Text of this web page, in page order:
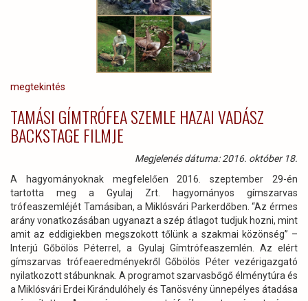
megtekintés
TAMÁSI GÍMTRÓFEA SZEMLE HAZAI VADÁSZ
BACKSTAGE FILMJE
Megjelenés dátuma: 2016. október 18.
A hagyományoknak megfelelően 2016. szeptember 29-én
tartotta meg a Gyulaj Zrt. hagyományos gímszarvas
trófeaszemléjét Tamásiban, a Miklósvári Parkerdőben. “Az érmes
arány vonatkozásában ugyanazt a szép átlagot tudjuk hozni, mint
amit az eddigiekben megszokott tőlünk a szakmai közönség” –
Interjú Gőbölös Péterrel, a Gyulaj Gímtrófeaszemlén. Az elért
gímszarvas trófeaeredményekről Gőbölös Péter vezérigazgató
nyilatkozott stábunknak. A programot szarvasbőgő élménytúra és
a Miklósvári Erdei Kirándulóhely és Tanösvény ünnepélyes átadása